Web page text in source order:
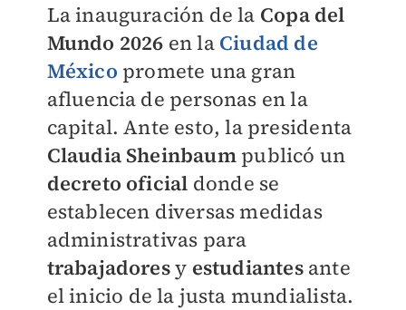
La inauguración de la Copa del
Mundo 2026 en la Ciudad de
México promete una gran
afluencia de personas en la
capital. Ante esto, la presidenta
Claudia Sheinbaum publicó un
decreto oficial donde se
establecen diversas medidas
administrativas para
trabajadoresy estudiantes ante
el inicio de la justa mundialista.